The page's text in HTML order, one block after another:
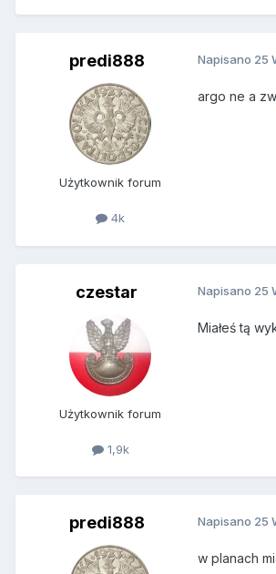
predi888
Użytkownik forum
4k
Napisano 25
argo ne a
czestar
Użytkownik forum
1,9k
Napisano 25
Miałeś tą
predi888 Napisano 25
w planach